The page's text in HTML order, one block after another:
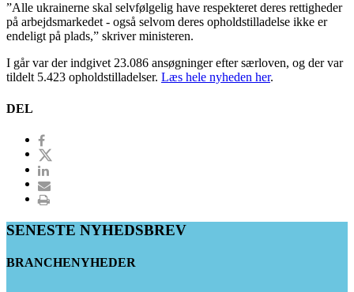
”Alle ukrainerne skal selvfølgelig have respekteret deres rettigheder
på arbejdsmarkedet - også selvom deres opholdstilladelse ikke er
endeligt på plads,” skriver ministeren.
I går var der indgivet 23.086 ansøgninger efter særloven, og der var
tildelt 5.423 opholdstilladelser. Læs hele nyheden her.
DEL
SENESTE NYHEDSBREV
BRANCHENYHEDER